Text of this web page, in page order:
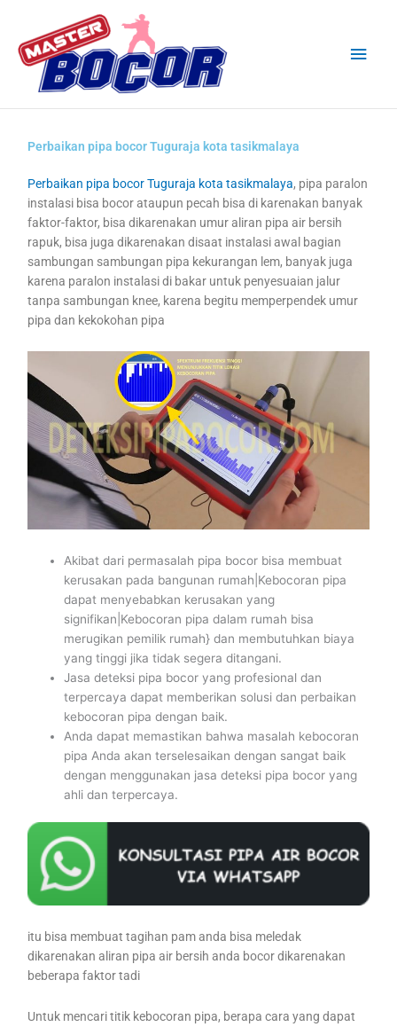
content
Perbaikan pipa bocor Tuguraja kota tasikmalaya
Perbaikan pipa bocor Tuguraja kota tasikmalaya, pipa paralon
instalasi bisa bocor ataupun pecah bisa di karenakan banyak
faktor-faktor, bisa dikarenakan umur aliran pipa air bersih
rapuk, bisa juga dikarenakan disaat instalasi awal bagian
sambungan sambungan pipa kekurangan lem, banyak juga
karena paralon instalasi di bakar untuk penyesuaian jalur
tanpa sambungan knee, karena begitu memperpendek umur
pipa dan kekokohan pipa
Akibat dari permasalah pipa bocor bisa membuat
kerusakan pada bangunan rumah|Kebocoran pipa
dapat menyebabkan kerusakan yang
signifikan|Kebocoran pipa dalam rumah bisa
merugikan pemilik rumah} dan membutuhkan biaya
yang tinggi jika tidak segera ditangani.
Jasa deteksi pipa bocor yang profesional dan
terpercaya dapat memberikan solusi dan perbaikan
kebocoran pipa dengan baik.
Anda dapat memastikan bahwa masalah kebocoran
pipa Anda akan terselesaikan dengan sangat baik
dengan menggunakan jasa deteksi pipa bocor yang
ahli dan terpercaya.
itu bisa membuat tagihan pam anda bisa meledak
dikarenakan aliran pipa air bersih anda bocor dikarenakan
beberapa faktor tadi
Untuk mencari titik kebocoran pipa, berapa cara yang dapat